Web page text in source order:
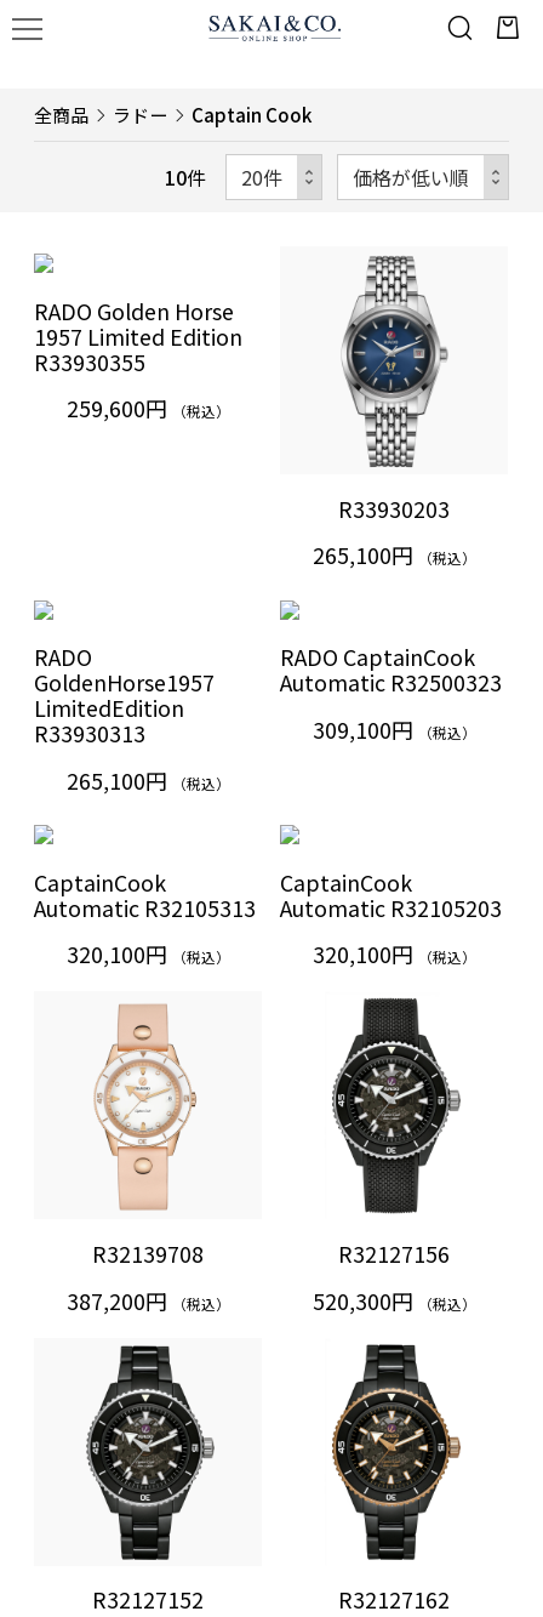
全商品 ラドー Captain Cook
10件
RADO Golden Horse
1957 Limited Edition
R33930355
259,600円
（税込）
R33930203
265,100円
（税込）
RADO
GoldenHorse1957
LimitedEdition
R33930313
265,100円
（税込）
RADO CaptainCook
Automatic R32500323
309,100円
（税込）
CaptainCook
Automatic R32105313
320,100円
（税込）
CaptainCook
Automatic R32105203
320,100円
（税込）
R32139708
387,200円
（税込）
R32127156
520,300円
（税込）
R32127152
R32127162